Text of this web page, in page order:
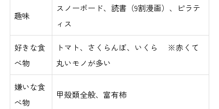
趣味
スノーボード、読書（9割漫画）、ピラテ
ィス
好きな食
べ物
トマト、さくらんぼ、いくら ※赤くて
丸いモノが多い
嫌いな食
べ物
甲殻類全般、富有柿